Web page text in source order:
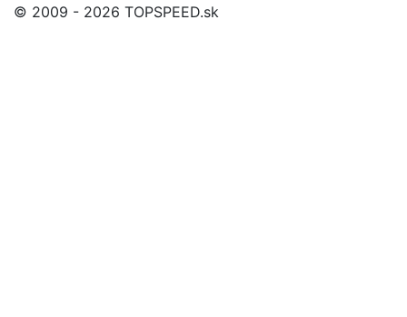
© 2009 - 2026 TOPSPEED.sk